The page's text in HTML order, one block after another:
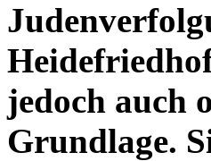
jedoch auch
Grundlage.